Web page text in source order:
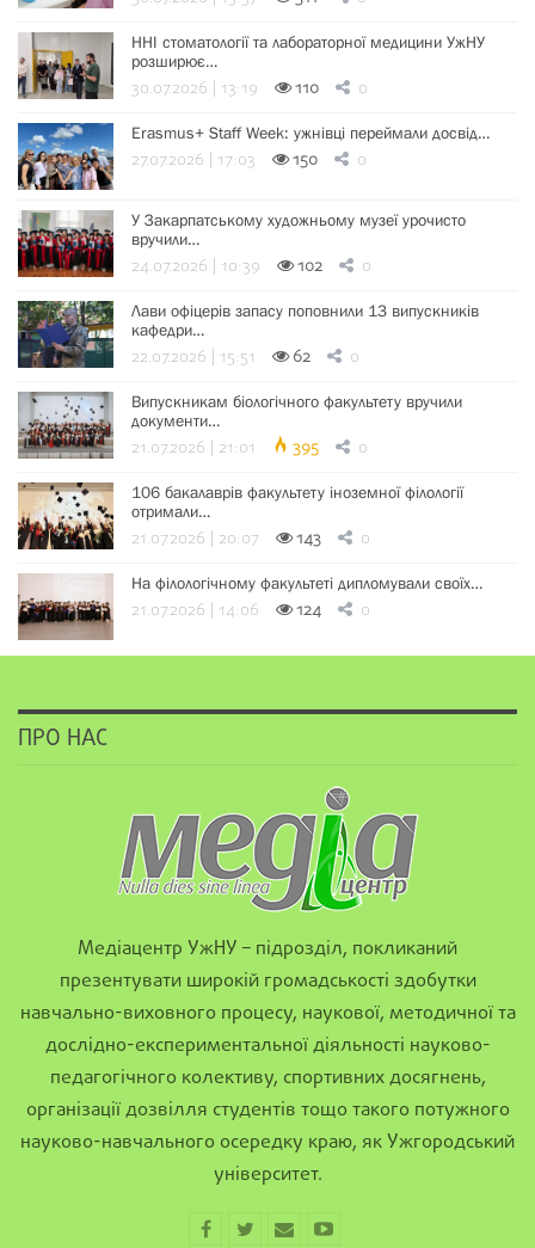
ННІ стоматології та лабораторної медицини УжНУ
розширює…
30.07.2026 | 13:19 110 0
Erasmus+ Staff Week: ужнівці переймали досвід…
27.07.2026 | 17:03 150 0
У Закарпатському художньому музеї урочисто
вручили…
24.07.2026 | 10:39 102 0
Лави офіцерів запасу поповнили 13 випускників
кафедри…
22.07.2026 | 15:51 62 0
Випускникам біологічного факультету вручили
документи…
21.07.2026 | 21:01 395 0
106 бакалаврів факультету іноземної філології
отримали…
21.07.2026 | 20:07 143 0
На філологічному факультеті дипломували своїх…
21.07.2026 | 14:06 124 0
ПРО НАС
Медіацентр УжНУ – підрозділ, покликаний
презентувати широкій громадськості здобутки
навчально-виховного процесу, наукової, методичної та
дослідно-експериментальної діяльності науково-
педагогічного колективу, спортивних досягнень,
організації дозвілля студентів тощо такого потужного
науково-навчального осередку краю, як Ужгородський
університет.